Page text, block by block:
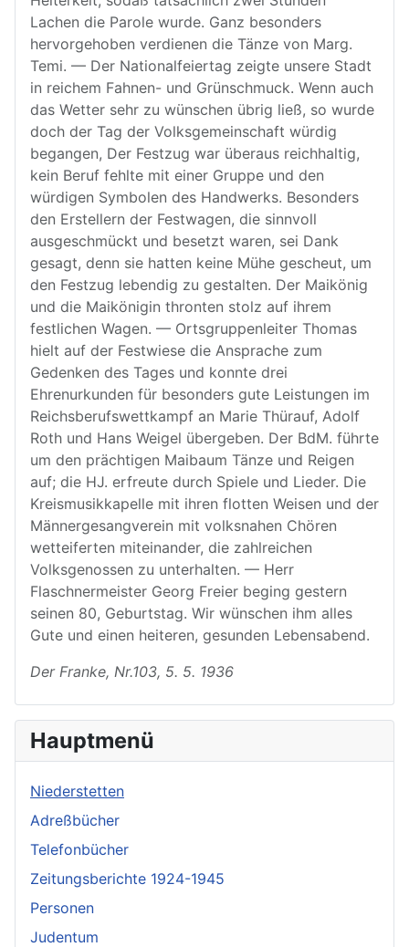
Lachen die Parole wurde. Ganz besonders
hervorgehoben verdienen die Tänze von Marg.
Temi. — Der Nationalfeiertag zeigte unsere Stadt
in reichem Fahnen- und Grünschmuck. Wenn auch
das Wetter sehr zu wünschen übrig ließ, so wurde
doch der Tag der Volksgemeinschaft würdig
begangen, Der Festzug war überaus reichhaltig,
kein Beruf fehlte mit einer Gruppe und den
würdigen Symbolen des Handwerks. Besonders
den Erstellern der Festwagen, die sinnvoll
ausgeschmückt und besetzt waren, sei Dank
gesagt, denn sie hatten keine Mühe gescheut, um
den Festzug lebendig zu gestalten. Der Maikönig
und die Maikönigin thronten stolz auf ihrem
festlichen Wagen. — Ortsgruppenleiter Thomas
hielt auf der Festwiese die Ansprache zum
Gedenken des Tages und konnte drei
Ehrenurkunden für besonders gute Leistungen im
Reichsberufswettkampf an Marie Thürauf, Adolf
Roth und Hans Weigel übergeben. Der BdM. führte
um den prächtigen Maibaum Tänze und Reigen
auf; die HJ. erfreute durch Spiele und Lieder. Die
Kreismusikkapelle mit ihren flotten Weisen und der
Männergesangverein mit volksnahen Chören
wetteiferten miteinander, die zahlreichen
Volksgenossen zu unterhalten. — Herr
Flaschnermeister Georg Freier beging gestern
seinen 80, Geburtstag. Wir wünschen ihm alles
Gute und einen heiteren, gesunden Lebensabend.
Der Franke, Nr.103, 5. 5. 1936
Hauptmenü
Niederstetten
Adreßbücher
Telefonbücher
Zeitungsberichte 1924-1945
Personen
Judentum